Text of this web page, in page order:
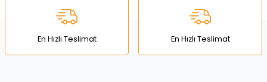
Ürün fiyatı diğer sitelerden daha pahalı.
Bu ürüne benzer farklı alternatifler olmalı.
En Hızlı Teslimat En Hızlı Teslimat